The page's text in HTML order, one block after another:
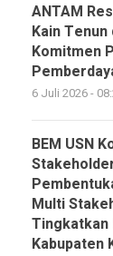
ANTAM
Kain Tenun
Komitmen
6 Juli 2026 -
BEM USN
Multi
Tingkatkan
Kabupaten